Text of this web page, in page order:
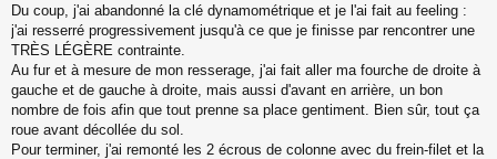
Du coup, j'ai abandonné la clé dynamométrique et je l'ai fait au feeling :
j'ai resserré progressivement jusqu'à ce que je finisse par rencontrer une
TRÈS LÉGÈRE contrainte.
Au fur et à mesure de mon resserage, j'ai fait aller ma fourche de droite à
gauche et de gauche à droite, mais aussi d'avant en arrière, un bon
nombre de fois afin que tout prenne sa place gentiment. Bien sûr, tout ça
roue avant décollée du sol.
Pour terminer, j'ai remonté les 2 écrous de colonne avec du frein-filet et la